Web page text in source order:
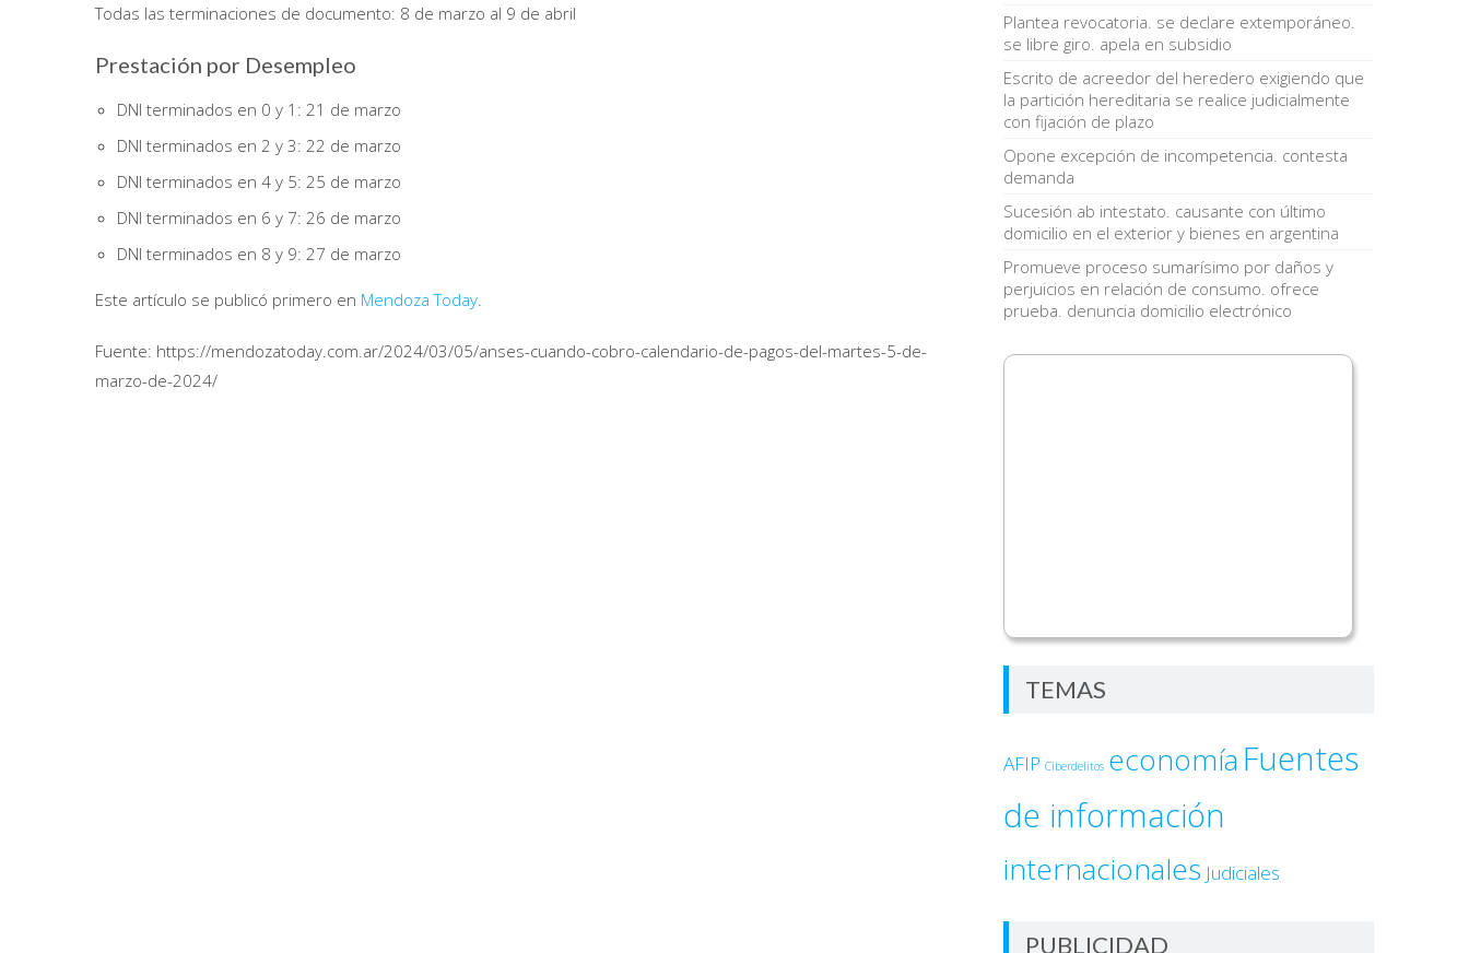
Todas las terminaciones de documento: 8 de marzo al 9 de abril
Prestación por Desempleo
DNI terminados en 0 y 1: 21 de marzo
DNI terminados en 2 y 3: 22 de marzo
DNI terminados en 4 y 5: 25 de marzo
DNI terminados en 6 y 7: 26 de marzo
DNI terminados en 8 y 9: 27 de marzo
Este artículo se publicó primero en Mendoza Today.
Fuente: https://mendozatoday.com.ar/2024/03/05/anses-cuando-cobro-calendario-de-pagos-del-martes-5-de-
marzo-de-2024/
Plantea revocatoria. se declare extemporáneo.
se libre giro. apela en subsidio
Escrito de acreedor del heredero exigiendo que
la partición hereditaria se realice judicialmente
con fijación de plazo
Opone excepción de incompetencia. contesta
demanda
Sucesión ab intestato. causante con último
domicilio en el exterior y bienes en argentina
Promueve proceso sumarísimo por daños y
perjuicios en relación de consumo. ofrece
prueba. denuncia domicilio electrónico
TEMAS
AFIP Ciberdelitos economía Fuentes
de información
internacionales Judiciales
PUBLICIDAD